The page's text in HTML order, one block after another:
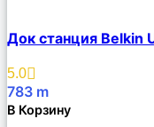
Док станция Belkin
5.0
783 m
В Корзину